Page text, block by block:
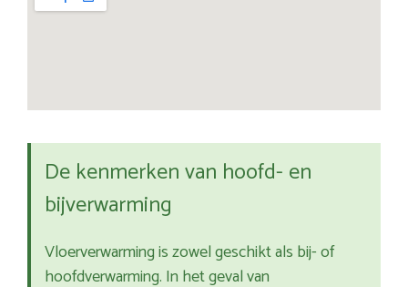
De kenmerken van hoofd- en
bijverwarming
Vloerverwarming is zowel geschikt als bij- of
hoofdverwarming. In het geval van